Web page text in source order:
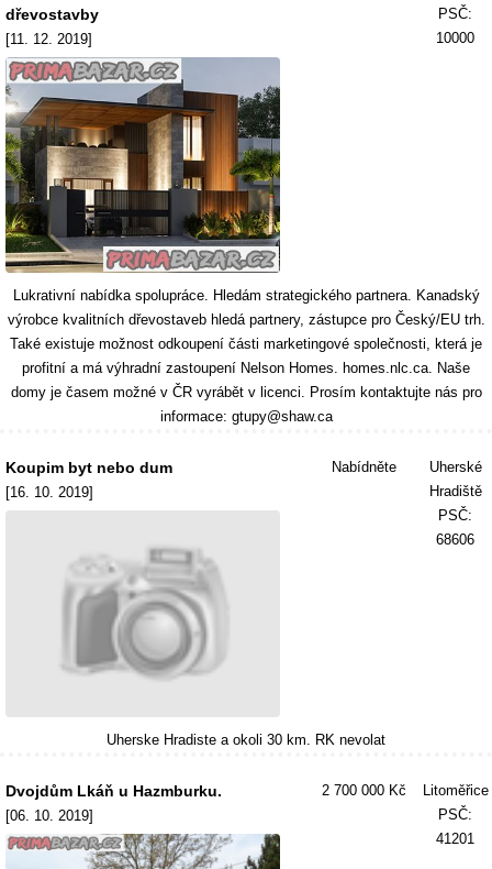
dřevostavby
[11. 12. 2019]
PSČ:
10000
Lukrativní nabídka spolupráce. Hledám strategického partnera. Kanadský
výrobce kvalitních dřevostaveb hledá partnery, zástupce pro Český/EU trh.
Také existuje možnost odkoupení části marketingové společnosti, která je
profitní a má výhradní zastoupení Nelson Homes. homes.nlc.ca. Naše
domy je časem možné v ČR vyrábět v licenci. Prosím kontaktujte nás pro
informace: gtupy@shaw.ca
Koupim byt nebo dum
[16. 10. 2019]
Nabídněte
Uherské
Hradiště
PSČ:
68606
Uherske Hradiste a okoli 30 km. RK nevolat
Dvojdům Lkáň u Hazmburku.
[06. 10. 2019]
2 700 000 Kč
Litoměřice
PSČ:
41201